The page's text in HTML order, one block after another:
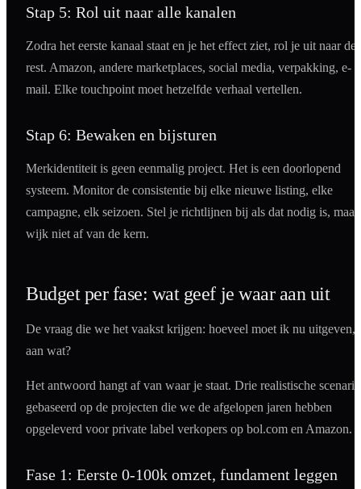
Stap 5: Rol uit naar alle kanalen
Zodra het eerste kanaal staat en je het effect ziet, rol je uit naar de
rest. Amazon, andere marketplaces, social media, verpakking, e-
mail. Elke touchpoint moet hetzelfde verhaal vertellen.
Stap 6: Bewaken en bijsturen
Merkidentiteit is geen eenmalig project. Het is een doorlopend
systeem. Monitor de consistentie bij elke nieuwe listing, elke
campagne, elk seizoen. Stel je richtlijnen bij als dat nodig is, maar
wijk niet af van de kern.
Budget per fase: wat geef je waar aan uit
De vraag die we het vaakst krijgen: hoeveel moet ik nu uitgeven,
aan wat?
Het antwoord hangt af van waar je staat. Drie realistische
gebaseerd op de projecten die we de afgelopen jaren hebben
opgeleverd voor private label verkopers op bol.com en Amazon.
Fase 1: Eerste 0-100k omzet, fundament leggen